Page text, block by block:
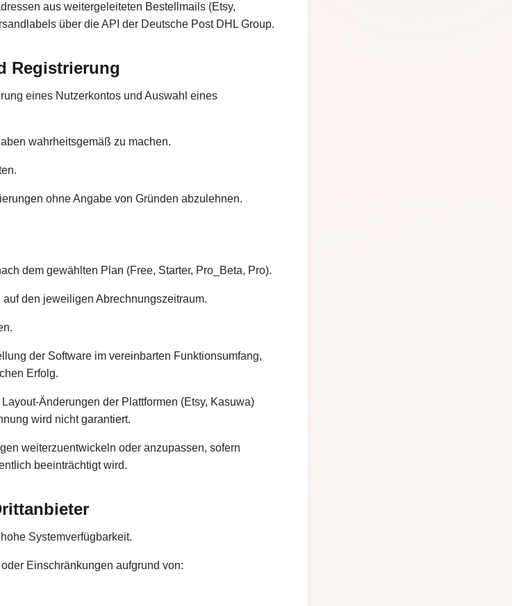
aus weitergeleiteten Bestellmails (Etsy,
über die API der Deutsche Post DHL Group.
Registrierung
eines Nutzerkontos und Auswahl eines
wahrheitsgemäß zu machen.
ohne Angabe von Gründen abzulehnen.
dem gewählten Plan (Free, Starter, Pro_Beta, Pro).
den jeweiligen Abrechnungszeitraum.
der Software im vereinbarten Funktionsumfang,
Erfolg.
Änderungen der Plattformen (Etsy, Kasuwa)
wird nicht garantiert.
weiterzuentwickeln oder anzupassen, sofern
beeinträchtigt wird.
Systemverfügbarkeit.
Einschränkungen aufgrund von: